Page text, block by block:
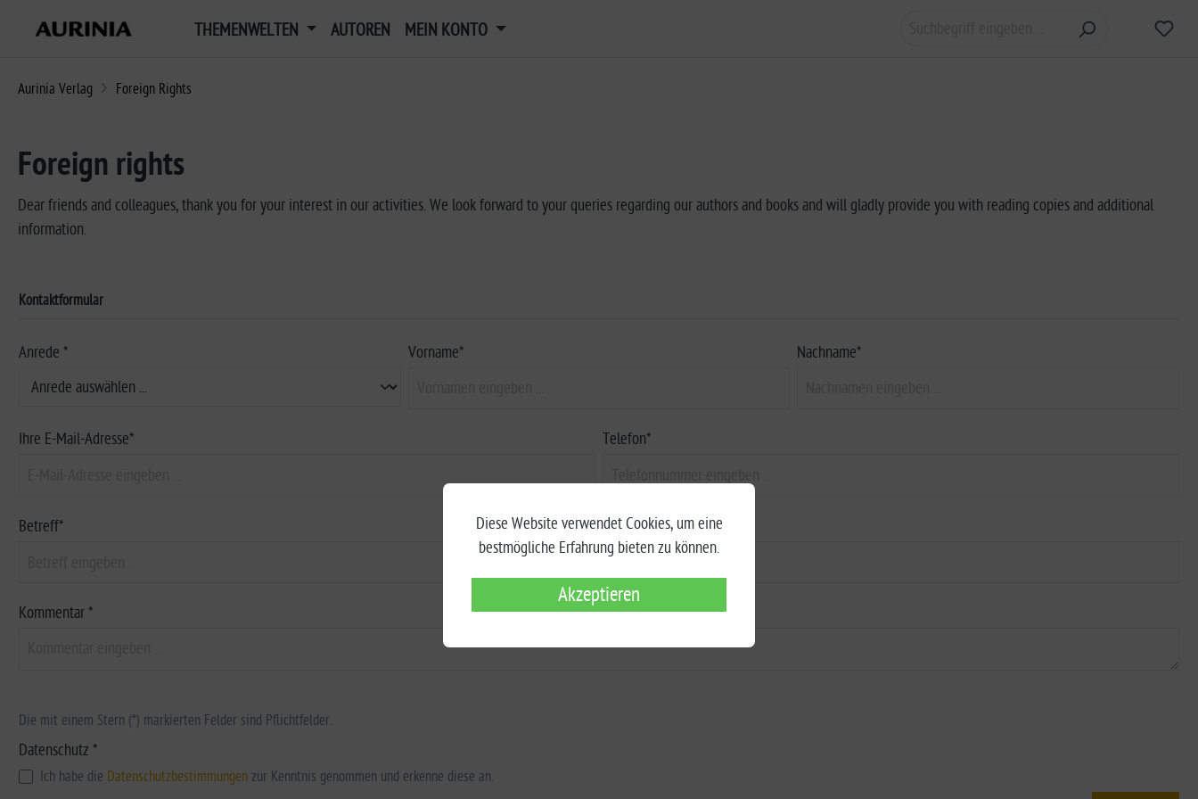
THEMENWELTEN AUTOREN MEIN KONTO
Aurinia Verlag Foreign Rights
Foreign rights
Dear friends and colleagues, thank you for your interest in our activities. We look forward to your queries regarding our authors and books and will gladly provide you with reading copies and additional
information.
Kontaktformular
Anrede * Vorname* Nachname*
Ihre E-Mail-Adresse* Telefon*
Betreff*
Kommentar *
Die mit einem Stern (*) markierten Felder sind Pflichtfelder.
Datenschutz *
Ich habe die Datenschutzbestimmungen zur Kenntnis genommen und erkenne diese an.
Diese Website verwendet Cookies, um eine
bestmögliche Erfahrung bieten zu können.
Akzeptieren